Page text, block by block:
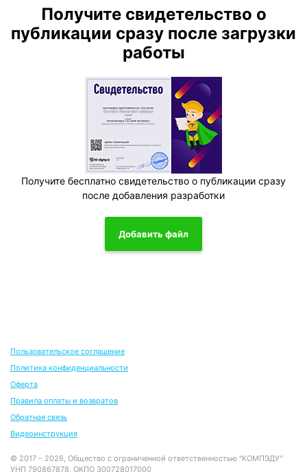
Получите свидетельство о
публикации сразу после загрузки
работы
Получите бесплатно свидетельство о публикации сразу
после добавления разработки
Добавить файл
Пользовательское соглашение
Политика конфиденциальности
Оферта
Правила оплаты и возвратов
Обратная связь
Видеоинструкция
© 2017 – 2026, Общество с ограниченной ответственностью "КОМПЭДУ"
УНП 790867878, ОКПО 300728017000